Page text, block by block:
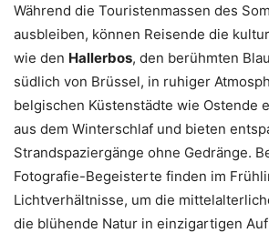
Während die Touristenmassen des
ausbleiben, können Reisende die
wie den Hallerbos, den berühmten
südlich von Brüssel, in ruhiger
belgischen Küstenstädte wie Ostende
aus dem Winterschlaf und bieten
Strandspaziergänge ohne Gedränge.
Fotografie-Begeisterte finden im
Lichtverhältnisse, um die
die blühende Natur in einzigartigen